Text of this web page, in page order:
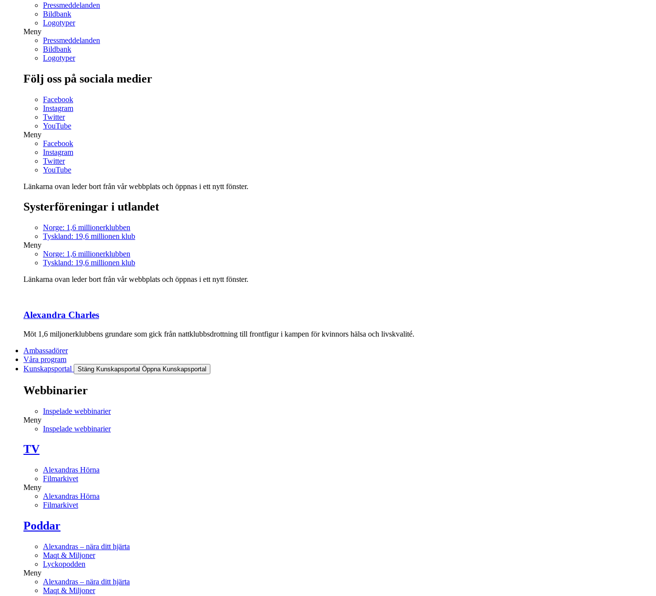
Pressmeddelanden
Bildbank
Logotyper
Meny
Pressmeddelanden
Bildbank
Logotyper
Följ oss på sociala medier
Facebook
Instagram
Twitter
YouTube
Meny
Facebook
Instagram
Twitter
YouTube
Länkarna ovan leder bort från vår webbplats och öppnas i ett nytt fönster.
Systerföreningar i utlandet
Norge: 1,6 millionerklubben
Tyskland: 19,6 millionen klub
Meny
Norge: 1,6 millionerklubben
Tyskland: 19,6 millionen klub
Länkarna ovan leder bort från vår webbplats och öppnas i ett nytt fönster.
Alexandra Charles
Möt 1,6 miljonerklubbens grundare som gick från nattklubbsdrottning till frontfigur i kampen för kvinnors hälsa och livskvalité.
Ambassadörer
Våra program
Kunskapsportal
Stäng Kunskapsportal Öppna Kunskapsportal
Webbinarier
Inspelade webbinarier
Meny
Inspelade webbinarier
TV
Alexandras Hörna
Filmarkivet
Meny
Alexandras Hörna
Filmarkivet
Poddar
Alexandras – nära ditt hjärta
Maqt & Miljoner
Lyckopodden
Meny
Alexandras – nära ditt hjärta
Maqt & Miljoner